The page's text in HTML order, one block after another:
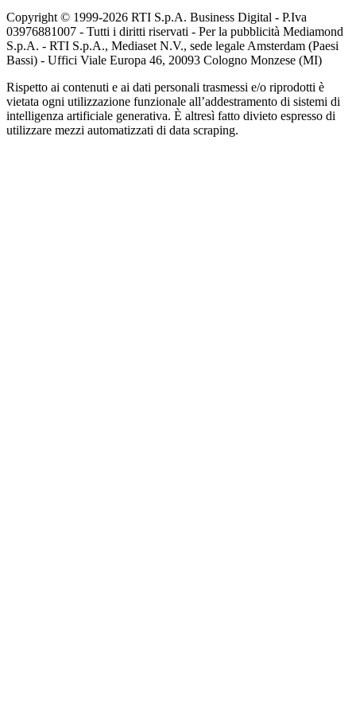
Copyright © 1999-2026 RTI S.p.A. Business Digital - P.Iva
03976881007 - Tutti i diritti riservati - Per la pubblicità Mediamond
S.p.A. - RTI S.p.A., Mediaset N.V., sede legale Amsterdam (Paesi
Bassi) - Uffici Viale Europa 46, 20093 Cologno Monzese (MI)
Rispetto ai contenuti e ai dati personali trasmessi e/o riprodotti è
vietata ogni utilizzazione funzionale all’addestramento di sistemi di
intelligenza artificiale generativa. È altresì fatto divieto espresso di
utilizzare mezzi automatizzati di data scraping.